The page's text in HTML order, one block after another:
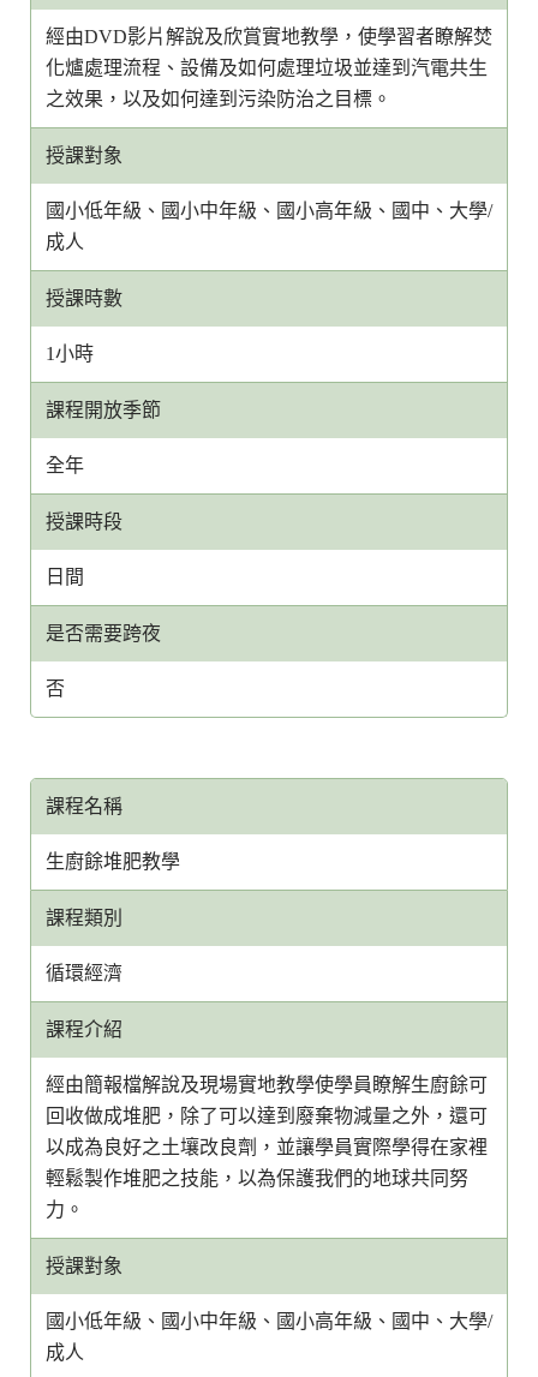
經由DVD影片解說及欣賞實地教學，使學習者瞭解焚
化爐處理流程、設備及如何處理垃圾並達到汽電共生
之效果，以及如何達到污染防治之目標。
授課對象
國小低年級、國小中年級、國小高年級、國中、大學/
成人
授課時數
1小時
課程開放季節
全年
授課時段
日間
是否需要跨夜
否
課程名稱
生廚餘堆肥教學
課程類別
循環經濟
課程介紹
經由簡報檔解說及現場實地教學使學員瞭解生廚餘可
回收做成堆肥，除了可以達到廢棄物減量之外，還可
以成為良好之土壤改良劑，並讓學員實際學得在家裡
輕鬆製作堆肥之技能，以為保護我們的地球共同努
力。
授課對象
國小低年級、國小中年級、國小高年級、國中、大學/
成人